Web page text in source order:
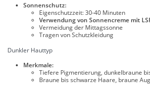
Sonnenschutz:
Eigenschutzzeit: 30-40 Minuten
Verwendung von Sonnencreme mit
Vermeidung der Mittagssonne
Tragen von Schutzkleidung
Dunkler Hauttyp
Merkmale:
Tiefere Pigmentierung, dunkelbraune
Braune bis schwarze Haare, braune